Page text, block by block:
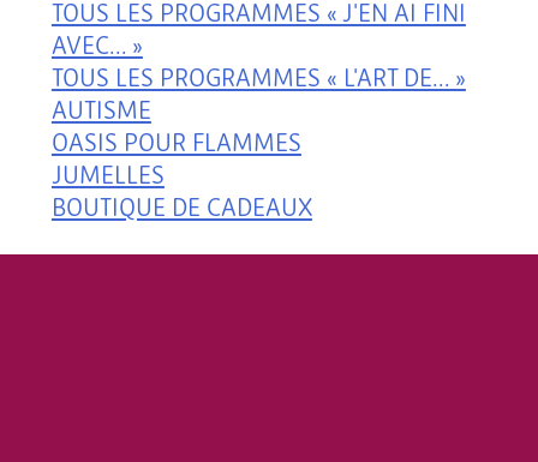
TOUS LES PROGRAMMES « J'EN AI FINI
AVEC... »
TOUS LES PROGRAMMES « L'ART DE... »
AUTISME
OASIS POUR FLAMMES
JUMELLES
BOUTIQUE DE CADEAUX